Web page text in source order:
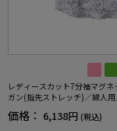
レディースカット7分袖マグネ
ガン(指先ストレッチ)／婦人
シャツ／カーディガン【CF】
価格： 6,138円 (税込)